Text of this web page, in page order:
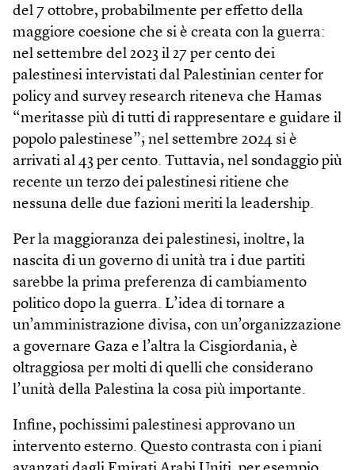
del 7 ottobre, probabilmente per effetto della
maggiore coesione che si è creata con la guerra:
nel settembre del 2023 il 27 per cento dei
palestinesi intervistati dal Palestinian center for
policy and survey research riteneva che Hamas
“meritasse più di tutti di rappresentare e guidare il
popolo palestinese”; nel settembre 2024 si è
arrivati al 43 per cento. Tuttavia, nel sondaggio più
recente un terzo dei palestinesi ritiene che
nessuna delle due fazioni meriti la leadership.
Per la maggioranza dei palestinesi, inoltre, la
nascita di un governo di unità tra i due partiti
sarebbe la prima preferenza di cambiamento
politico dopo la guerra. L’idea di tornare a
un’amministrazione divisa, con un’organizzazione
a governare Gaza e l’altra la Cisgiordania, è
oltraggiosa per molti di quelli che considerano
l’unità della Palestina la cosa più importante.
Infine, pochissimi palestinesi approvano un
intervento esterno. Questo contrasta con i piani